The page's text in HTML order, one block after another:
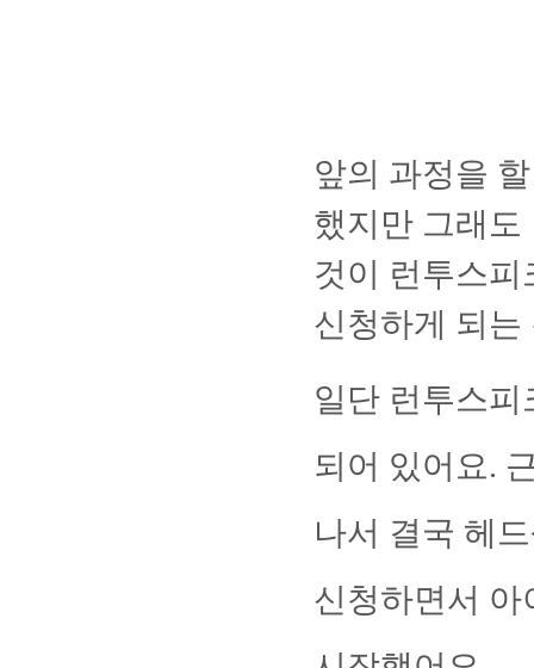
앞의 과정을
했지만 그래도
것이 런투스
신청하게 되는
일단 런투스
되어 있어요.
나서 결국 헤
신청하면서 아